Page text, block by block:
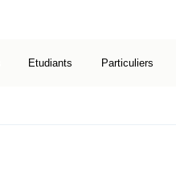
Etudiants Particuliers